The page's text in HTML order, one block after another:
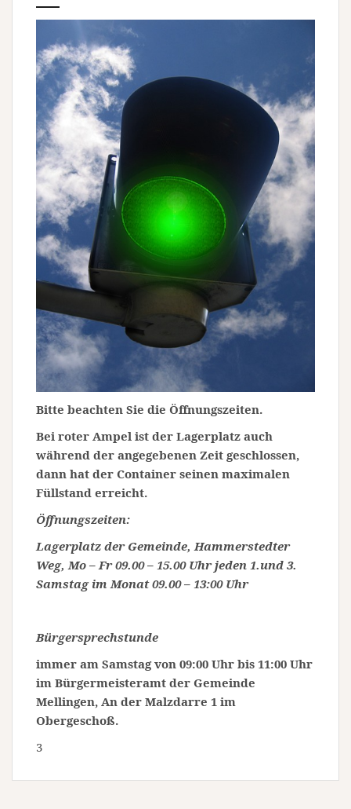
Bitte beachten Sie die Öffnungszeiten.
Bei roter Ampel ist der Lagerplatz auch
während der angegebenen Zeit geschlossen,
dann hat der Container seinen maximalen
Füllstand erreicht.
Öffnungszeiten:
Lagerplatz der Gemeinde, Hammerstedter
Weg, Mo – Fr 09.00 – 15.00 Uhr jeden 1.und 3.
Samstag im Monat 09.00 – 13:00 Uhr
Bürgersprechstunde
immer am Samstag von 09:00 Uhr bis 11:00 Uhr
im Bürgermeisteramt der Gemeinde
Mellingen, An der Malzdarre 1 im
Obergeschoß.
3